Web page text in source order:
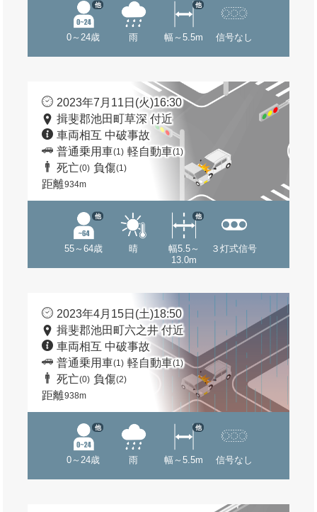
0～24歳
他
雨 幅～5.5m
他
信号なし
2023年7月11日(火)16:30
揖斐郡池田町草深 付近
車両相互 中破事故
普通乗用車(1) 軽自動車(1)
死亡(0) 負傷(1)
距離934m
55～64歳
他
晴
幅5.5～
13.0m
他
３灯式信号
2023年4月15日(土)18:50
揖斐郡池田町六之井 付近
車両相互 中破事故
普通乗用車(1) 軽自動車(1)
死亡(0) 負傷(2)
距離938m
0～24歳
他
雨 幅～5.5m
他
信号なし